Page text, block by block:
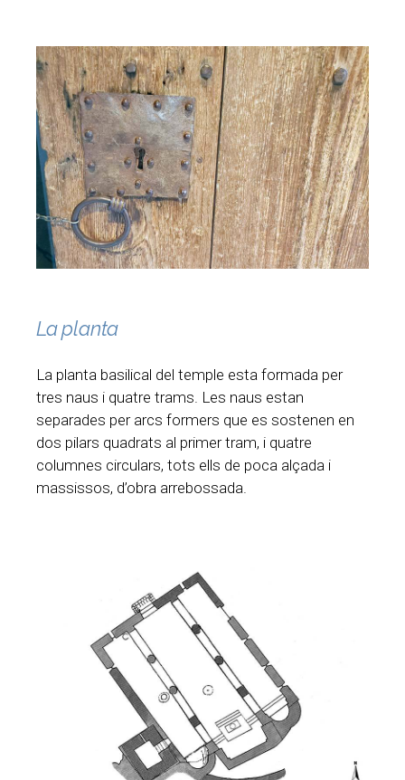
La planta
La planta basilical del temple esta formada per
tres naus i quatre trams. Les naus estan
separades per arcs formers que es sostenen en
dos pilars quadrats al primer tram, i quatre
columnes circulars, tots ells de poca alçada i
massissos, d’obra arrebossada.